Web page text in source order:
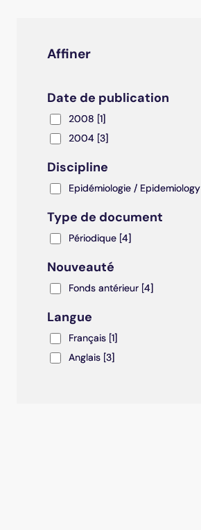
Affiner
Date de publication
20082008 [1]
20042004 [3]
Discipline
Epidémiologie / Epidemiology
Epidémiologie / Epidemiology
Type de document
Périodique
Périodique [4]
Nouveauté
Fonds antérieur
Fonds antérieur [4]
Langue
Français
Français [1]
AnglaisAnglais [3]